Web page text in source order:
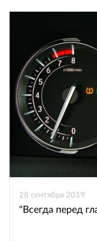
28 сентября 2019
"Всегда перед